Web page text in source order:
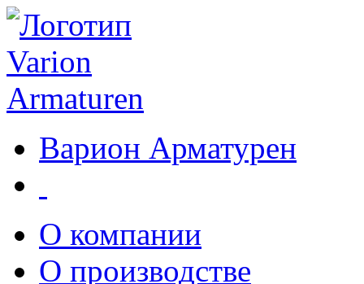
Варион Арматурен
О компании
О производстве